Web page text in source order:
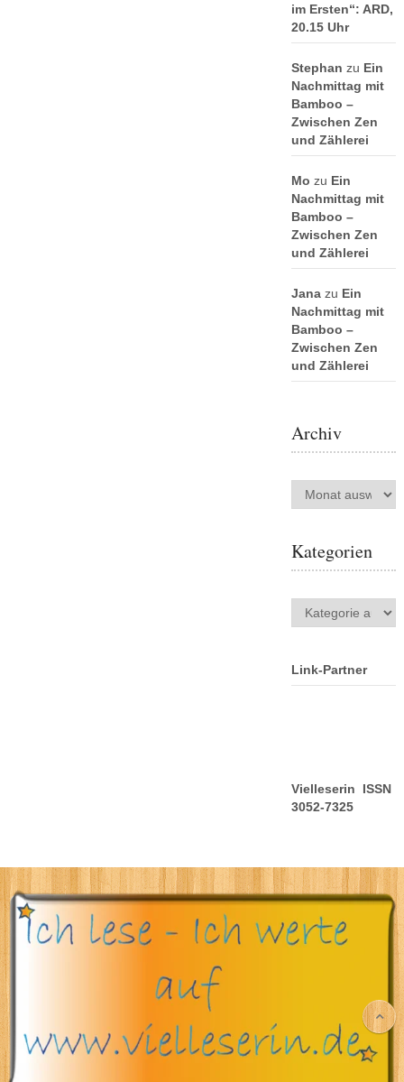
im Ersten“: ARD,
20.15 Uhr
Stephan zu Ein
Nachmittag mit
Bamboo –
Zwischen Zen
und Zählerei
Mo zu Ein
Nachmittag mit
Bamboo –
Zwischen Zen
und Zählerei
Janazu Ein
Nachmittag mit
Bamboo –
Zwischen Zen
und Zählerei
Archiv
Archiv
Kategorien
Kategorien
Link-Partner
Vielleserin ISSN
3052-7325